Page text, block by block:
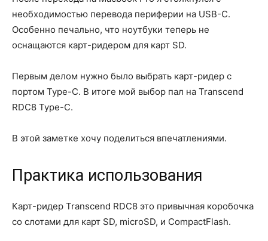
необходимостью перевода периферии на USB-C.
Особенно печально, что ноутбуки теперь не
оснащаются карт-ридером для карт SD.
Первым делом нужно было выбрать карт-ридер с
портом Type-C. В итоге мой выбор пал на Transcend
RDC8 Type-C.
В этой заметке хочу поделиться впечатлениями.
Практика использования
Карт-ридер Transcend RDC8 это привычная коробочка
со слотами для карт SD, microSD, и CompactFlash.